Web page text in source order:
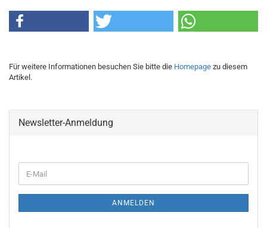
Für weitere Informationen besuchen Sie bitte die Homepage zu diesem
Artikel.
Newsletter-Anmeldung
ANMELDEN